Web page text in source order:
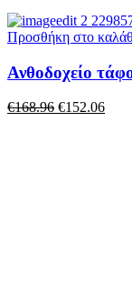
Προσθήκη στο
Ανθοδοχείο
€168.96 €152.06